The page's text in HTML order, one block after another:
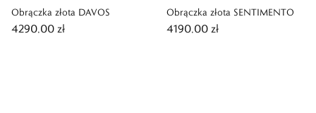
Obrączka złota DAVOS
4290,00 zł
Obrączka złota SENTIMENTO
4190,00 zł